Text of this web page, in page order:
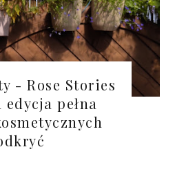
- Rose Stories
edycja pełna